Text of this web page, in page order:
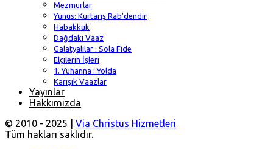
Mezmurlar
Yunus: Kurtarış Rab’dendir
Habakkuk
Dağdaki Vaaz
Galatyalılar : Sola Fide
Elçilerin İşleri
1. Yuhanna : Yolda
Karışık Vaazlar
Yayınlar
Hakkımızda
© 2010 - 2025 | Via Christus Hizmetleri
Tüm hakları saklıdır.